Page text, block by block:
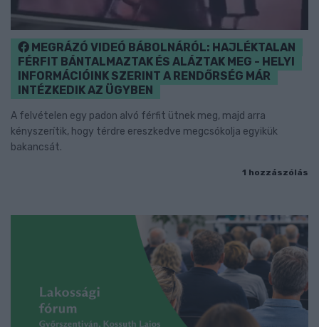
MEGRÁZÓ VIDEÓ BÁBOLNÁRÓL: HAJLÉKTALAN
FÉRFIT BÁNTALMAZTAK ÉS ALÁZTAK MEG - HELYI
INFORMÁCIÓINK SZERINT A RENDŐRSÉG MÁR
INTÉZKEDIK AZ ÜGYBEN
A felvételen egy padon alvó férfit ütnek meg, majd arra
kényszerítik, hogy térdre ereszkedve megcsókolja egyikük
bakancsát.
1 hozzászólás